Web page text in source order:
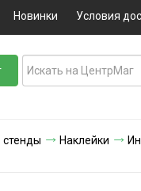
Новинки Условия
стенды Наклейки